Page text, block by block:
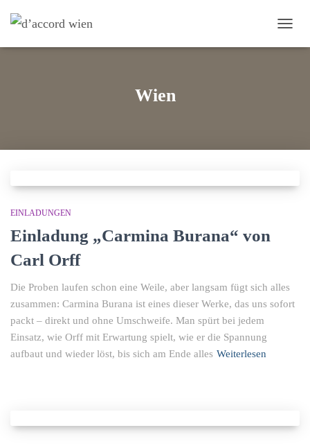
Wien
EINLADUNGEN
Einladung „Carmina Burana“ von
Carl Orff
Die Proben laufen schon eine Weile, aber langsam fügt sich alles
zusammen: Carmina Burana ist eines dieser Werke, das uns sofort
packt – direkt und ohne Umschweife. Man spürt bei jedem
Einsatz, wie Orff mit Erwartung spielt, wie er die Spannung
aufbaut und wieder löst, bis sich am Ende alles Weiterlesen